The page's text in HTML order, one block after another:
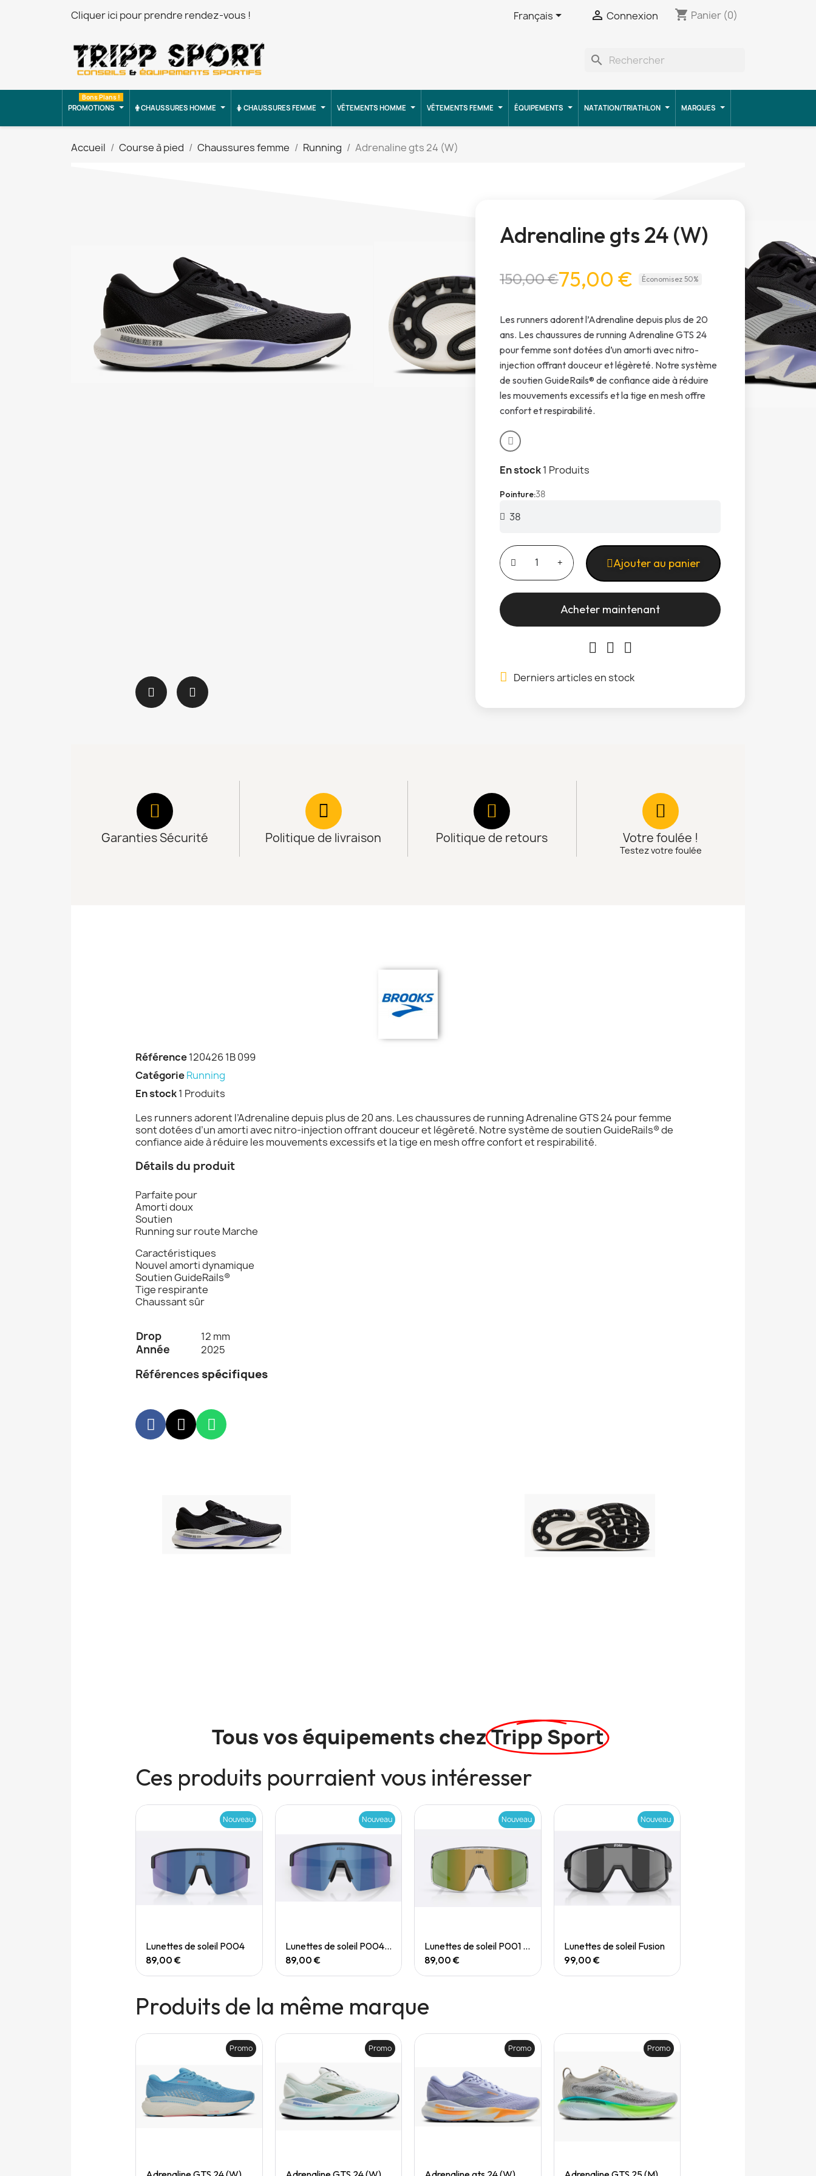
Cliquer ici pour prendre rendez-vous ! Français  Connexion shopping_cart Panier (0)
search
PROMOTIONS
Bons Plans !
CHAUSSURES HOMME CHAUSSURES FEMME VÊTEMENTS HOMME VÊTEMENTS FEMME ÉQUIPEMENTS NATATION/TRIATHLON MARQUES
Accueil Course à pied Chaussures femme Running Adrenaline gts 24 (W)
Adrenaline gts 24 (W)
150,00 €75,00 € Économisez 50%
Les runners adorent l’Adrenaline depuis plus de 20
ans. Les chaussures de running Adrenaline GTS 24
pour femme sont dotées d’un amorti avec nitro-
injection offrant douceur et légèreté. Notre système
de soutien GuideRails® de confiance aide à réduire
les mouvements excessifs et la tige en mesh offre
confort et respirabilité.
En stock1 Produits
Pointure 38
Ajouter au panier
Acheter maintenant
Derniers articles en stock
Garanties Sécurité Politique de livraison Politique de retours Votre foulée !
Testez votre foulée
Référence120426 1B 099
CatégorieRunning
En stock1 Produits
Les runners adorent l’Adrenaline depuis plus de 20 ans. Les chaussures de running Adrenaline GTS 24 pour femme
sont dotées d’un amorti avec nitro-injection offrant douceur et légèreté. Notre système de soutien GuideRails® de
confiance aide à réduire les mouvements excessifs et la tige en mesh offre confort et respirabilité.
Détails du produit
Parfaite pour
Amorti doux
Soutien
Running sur route Marche
Caractéristiques
Nouvel amorti dynamique
Soutien GuideRails®
Tige respirante
Chaussant sûr
Drop 12 mm
Année 2025
Références spécifiques
Tous vos équipements chezTripp Sport
Ces produits pourraient vous intéresser
Quick View
Nouveau
Lunettes de soleil P004
89,00 €
Quick View
Nouveau
Lunettes de soleil P004 Small
89,00 €
Quick View
Nouveau
Lunettes de soleil P001 Small
89,00 €
Quick View
Nouveau
Lunettes de soleil Fusion
99,00 €
Produits de la même marque
Quick View
Promo
Quick View
Promo
Quick View
Promo
Quick View
Promo